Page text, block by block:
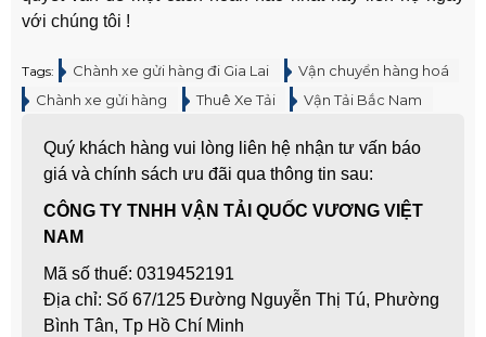
với chúng tôi !
Tags: Chành xe gửi hàng đi Gia Lai
Vận chuyển hàng hoá
Chành xe gửi hàng
Thuê Xe Tải Vận Tải Bắc Nam
Quý khách hàng vui lòng liên hệ nhận tư vấn báo
giá và chính sách ưu đãi qua thông tin sau:
CÔNG TY TNHH VẬN TẢI QUỐC VƯƠNG VIỆT
NAM
Mã số thuế: 0319452191
Địa chỉ: Số 67/125 Đường Nguyễn Thị Tú, Phường
Bình Tân, Tp Hồ Chí Minh